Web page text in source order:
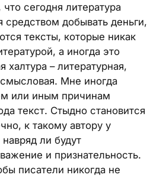
сегодня литература
средством добывать деньги,
тексты, которые никак
а иногда это
халтура – литературная,
Мне иногда
или иным причинам
текст. Стыдно становится
к такому автору у
ли будут
и признательность.
писатели никогда не